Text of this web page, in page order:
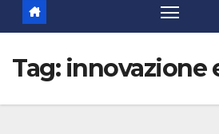
Tag: innovazione